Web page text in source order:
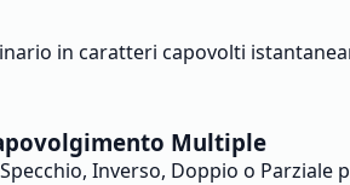
in caratteri capovolti
Multiple
Inverso, Doppio o